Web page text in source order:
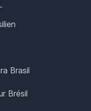
Brasil
Brésil